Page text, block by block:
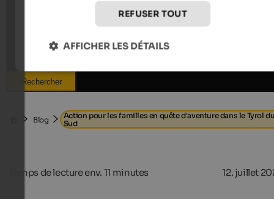
Rechercher
Blog
Action pour les familles en quête d'aventure dans le Tyrol
Sud
Temps de lecture env. 11 minutes 12. juillet
REFUSER TOUT
AFFICHER LES DÉTAILS